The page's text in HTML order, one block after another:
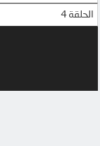
الحلقة 4